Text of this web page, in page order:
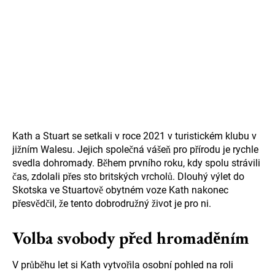
Kath a Stuart se setkali v roce 2021 v turistickém klubu v
jižním Walesu. Jejich společná vášeň pro přírodu je rychle
svedla dohromady. Během prvního roku, kdy spolu strávili
čas, zdolali přes sto britských vrcholů. Dlouhý výlet do
Skotska ve Stuartově obytném voze Kath nakonec
přesvědčil, že tento dobrodružný život je pro ni.
Volba svobody před hromaděním
V průběhu let si Kath vytvořila osobní pohled na roli